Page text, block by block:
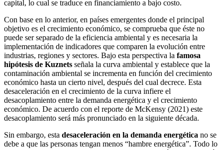
capital, lo cual se traduce en financiamiento a bajo costo.
Con base en lo anterior, en países emergentes donde el principal
objetivo es el crecimiento económico, se comprueba que éste no
puede ser separado de la eficiencia ambiental y es necesaria la
implementación de indicadores que comparen la evolución entre
industrias, regiones y sectores. Bajo esta perspectiva la famosa
hipótesis de Kuznets señala la curva ambiental y establece que la
contaminación ambiental se incrementa en función del crecimiento
económico hasta un cierto nivel, después del cual decrece. Esta
desaceleración en el crecimiento de la curva infiere el
desacoplamiento entre la demanda energética y el crecimiento
económico. De acuerdo con el reporte de McKensy (2021) este
desacoplamiento será más pronunciado en la siguiente década.
Sin embargo, esta desaceleración en la demanda energética no se
debe a que las personas tengan menos “hambre energética”. Todo lo